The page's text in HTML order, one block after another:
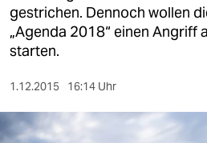
öko
gesellschaft
kultur
sport
gestrichen. Dennoch wollen
„Agenda 2018“ einen Angriff
starten.
1.12.2015 16:14 Uhr